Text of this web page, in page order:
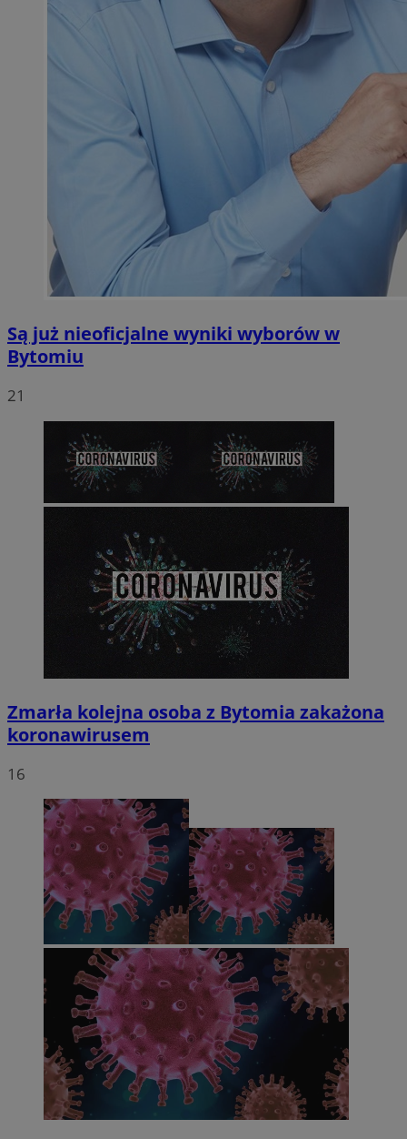
Są już nieoficjalne wyniki wyborów w
Bytomiu
21
Zmarła kolejna osoba z Bytomia zakażona
koronawirusem
16